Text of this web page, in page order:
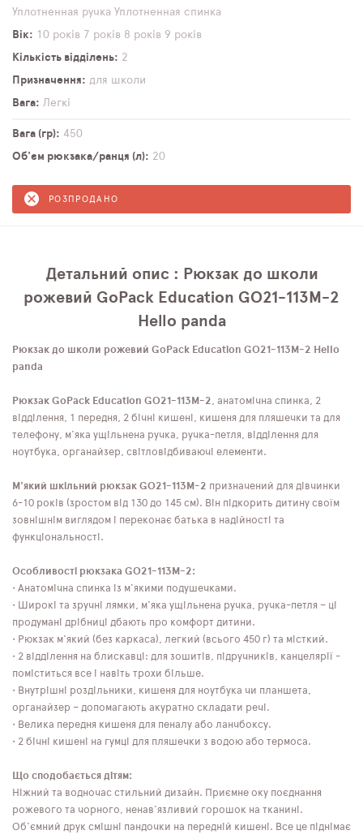
Уплотненная ручка Уплотненная спинка
Вік
10 років 7 років 8 років 9 років
Кількість відділень
2
Призначення
для школи
Вага
Легкі
Вага (гр)
450
Об'єм рюкзака/ранця (л)
20
РОЗПРОДАНО
Детальний опис : Рюкзак до школи
рожевий GoPack Education GO21-113M-2
Hello panda
Рюкзак до школи рожевий GoPack Education GO21-113M-2 Hello
panda
Рюкзак GoPack Education GO21-113M-2 , анатомічна спинка, 2
відділення, 1 передня, 2 бічні кишені, кишеня для пляшечки та для
телефону, м'яка ущільнена ручка, ручка-петля, відділення для
ноутбука, органайзер, світловідбиваючі елементи.
М'який шкільний рюкзак GO21-113M-2 призначений для дівчинки
6-10 років (зростом від 130 до 145 см). Він підкорить дитину своїм
зовнішнім виглядом і переконає батька в надійності та
функціональності.
Особливості рюкзака GO21-113M-2:
• Анатомічна спинка із м'якими подушечками.
• Широкі та зручні лямки, м'яка ущільнена ручка, ручка-петля – ці
продумані дрібниці дбають про комфорт дитини.
• Рюкзак м'який (без каркаса), легкий (всього 450 г) та місткий.
• 2 відділення на блискавці: для зошитів, підручників, канцелярії -
поміститься все і навіть трохи більше.
• Внутрішні роздільники, кишеня для ноутбука чи планшета,
органайзер – допомагають акуратно складати речі.
• Велика передня кишеня для пеналу або ланчбоксу.
• 2 бічні кишені на гумці для пляшечки з водою або термоса.
Що сподобається дітям:
Ніжний та водночас стильний дизайн. Приємне оку поєднання
рожевого та чорного, ненав'язливий горошок на тканині.
Об'ємний друк смішні пандочки на передній кишені. Все це піднімає